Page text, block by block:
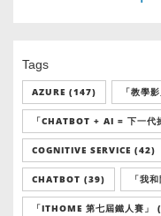
Tags
AZURE (147) 「教學
「CHATBOT + AI = 下一
COGNITIVE SERVICE (42)
CHATBOT (39) 「我
「ITHOME 第七屆鐵人賽」